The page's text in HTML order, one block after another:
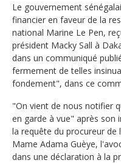
Le gouvernement
financier en faveur de la
national Marine Le Pen,
président Macky Sall à
dans un communiqué
fermement de telles
fondement", dans ce
"On vient de nous notifier
en garde à vue" après son
la requête du procureur de
Mame Adama Guèye,
dans une déclaration à la